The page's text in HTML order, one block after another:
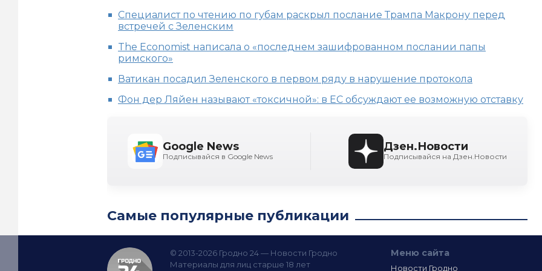
Специалист по чтению по губам раскрыл послание Трампа Макрону перед
встречей с Зеленским
The Economist написала о «последнем зашифрованном послании папы
римского»
Ватикан посадил Зеленского в первом ряду в нарушение протокола
Фон дер Ляйен называют «токсичной»: в ЕС обсуждают ее возможную отставку
Google News
Подписывайся в Google News
Дзен.Новости
Подписывайся на Дзен.Новости
Самые популярные публикации
© 2013-2026 Гродно 24 — Новости Гродно
Материалы для лиц старше 18 лет
Меню сайта
Новости Гродно